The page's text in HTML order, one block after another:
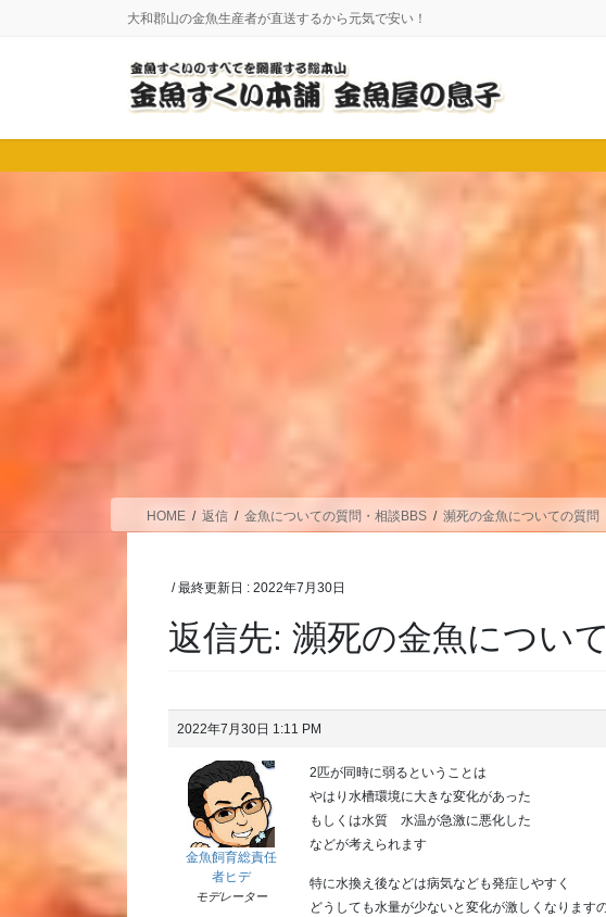
に
移
ョ
ン
大和郡山の金魚生産者が直送するから元気で安い！
HOME 返信 金魚についての質問・相談BBS 瀕死の金魚についての質問
/ 最終更新日 :2022年7月30日
返信先: 瀕死の金魚につい
2022年7月30日 1:11 PM
金魚飼育総責任
者ヒデ
モデレーター
2匹が同時に弱るということは
やはり水槽環境に大きな変化があった
もしくは水質 水温が急激に悪化した
などが考えられます
特に水換え後などは病気なども発症しやすく
どうしても水量が少ないと変化が激しくなります